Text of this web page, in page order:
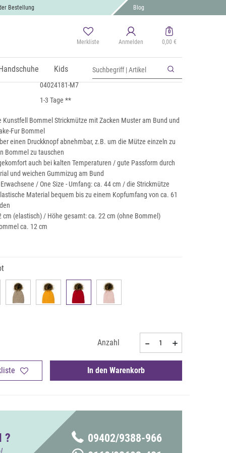
Bestellung Blog
Merkliste Anmelden
0
0,00 €
Kids
mit Zacken Muster
MwSt., zzgl.Versand
04024181-M7
1-3 Tage **
Kunstfell Bommel Strickmütze mit Zacken Muster am Bund und
Fur Bommel
einen Druckknopf abnehmbar, z.B. um die Mütze einzeln zu
Bommel zu tauschen
auch bei kalten Temperaturen / gute Passform durch
und weichen Gummizug am Bund
/ One Size - Umfang: ca. 44 cm / die Strickmütze
Material bequem bis zu einem Kopfumfang von ca. 61
cm (elastisch) / Höhe gesamt: ca. 22 cm (ohne Bommel)
ca. 12 cm
Anzahl
In den Warenkorb
?
09402/9388-966